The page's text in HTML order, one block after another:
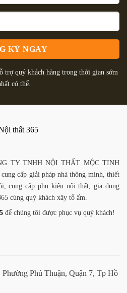
quý khách hàng trong thời gian sớm
có thể.
TY TNHH NỘI THẤT MỘC TINH
cấp giải pháp nhà thông minh, thiết
cung cấp phụ kiện nội thất, gia dụng
cùng quý khách xây tổ ấm.
để chúng tôi được phục vụ quý khách!
Phú Thuận, Quận 7, Tp Hồ